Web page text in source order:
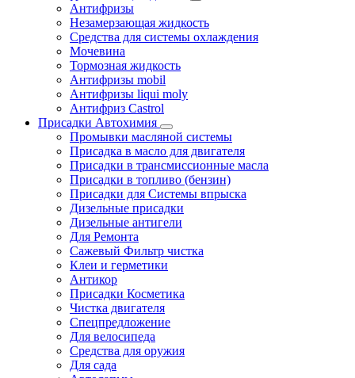
Антифризы
Незамерзающая жидкость
Средства для системы охлаждения
Мочевина
Тормозная жидкость
Антифризы mobil
Антифризы liqui moly
Антифриз Castrol
Присадки Автохимия
Промывки масляной системы
Присадка в масло для двигателя
Присадки в трансмиссионные масла
Присадки в топливо (бензин)
Присадки для Системы впрыска
Дизельные присадки
Дизельные антигели
Для Ремонта
Сажевый Фильтр чистка
Клеи и герметики
Антикор
Присадки Косметика
Чистка двигателя
Спецпредложение
Для велосипеда
Средства для оружия
Для сада